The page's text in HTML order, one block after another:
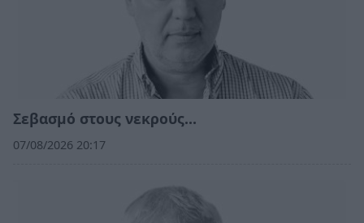
Σεβασμό στους νεκρούς…
07/08/2026 20:17